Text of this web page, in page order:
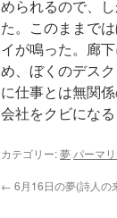
められるので、
た。このままで
イが鳴った。廊
め、ぼくのデス
に仕事とは無関
会社をクビになる
カテゴリー:夢 パーマ
← 6月16日の夢(詩人の